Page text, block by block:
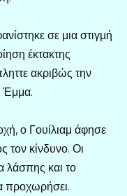
σε μια στιγμή
έκτακτης
ακριβώς την
Έμμα.
ο Γουίλιαμ άφησε
τον κίνδυνο. Οι
λάσπης και το
προχωρήσει.